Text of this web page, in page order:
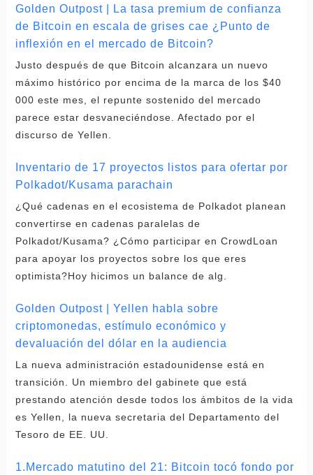
Golden Outpost | La tasa premium de confianza
de Bitcoin en escala de grises cae ¿Punto de
inflexión en el mercado de Bitcoin?
Justo después de que Bitcoin alcanzara un nuevo
máximo histórico por encima de la marca de los $40
000 este mes, el repunte sostenido del mercado
parece estar desvaneciéndose. Afectado por el
discurso de Yellen.
Inventario de 17 proyectos listos para ofertar por
Polkadot/Kusama parachain
¿Qué cadenas en el ecosistema de Polkadot planean
convertirse en cadenas paralelas de
Polkadot/Kusama? ¿Cómo participar en CrowdLoan
para apoyar los proyectos sobre los que eres
optimista?Hoy hicimos un balance de alg.
Golden Outpost | Yellen habla sobre
criptomonedas, estímulo económico y
devaluación del dólar en la audiencia
La nueva administración estadounidense está en
transición. Un miembro del gabinete que está
prestando atención desde todos los ámbitos de la vida
es Yellen, la nueva secretaria del Departamento del
Tesoro de EE. UU.
1.Mercado matutino del 21: Bitcoin tocó fondo por